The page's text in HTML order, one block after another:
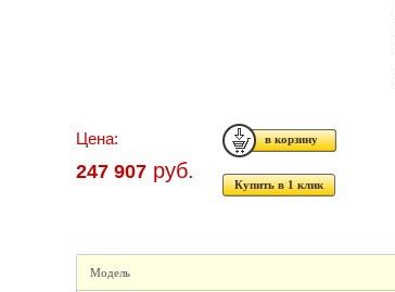
Цена:
247 907 руб.
Купить в 1 клик
Модель